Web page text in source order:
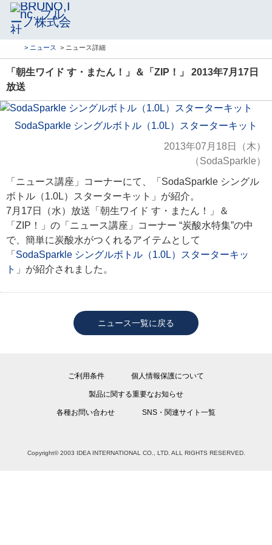
> ニュース > ニュース詳細
「朝生ワイド す・またん！」＆「ZIP！」 2013年7月17日
放送
SodaSparkle シングルボトル（1.0L）スターターキット
2013年07月18日（木）
（SodaSparkle）
「ニュース講座」コーナーにて、「SodaSparkle シングル
ボトル（1.0L）スターターキット」が紹介。
7月17日（水）放送「朝生ワイド す・またん！」＆
「ZIP！」の「ニュース講座」コーナー “炭酸水特集”の中
で、簡単に炭酸水がつくれるアイテムとして
「 SodaSparkle シングルボトル（1.0L）スターターキッ
ト 」が紹介されました。
ニュース一覧に戻る
ご利用条件 個人情報保護について
製品に関する重要なお知らせ
各種お問い合わせ SNS・関連サイト一覧
Copyright© 2003 IDEA INTERNATIONAL CO., LTD. ALL RIGHTS RESERVED.